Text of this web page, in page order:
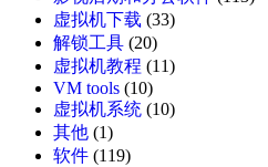
虚拟机下载 (33)
解锁工具 (20)
虚拟机教程 (11)
VM tools (10)
虚拟机系统 (10)
其他 (1)
软件 (119)